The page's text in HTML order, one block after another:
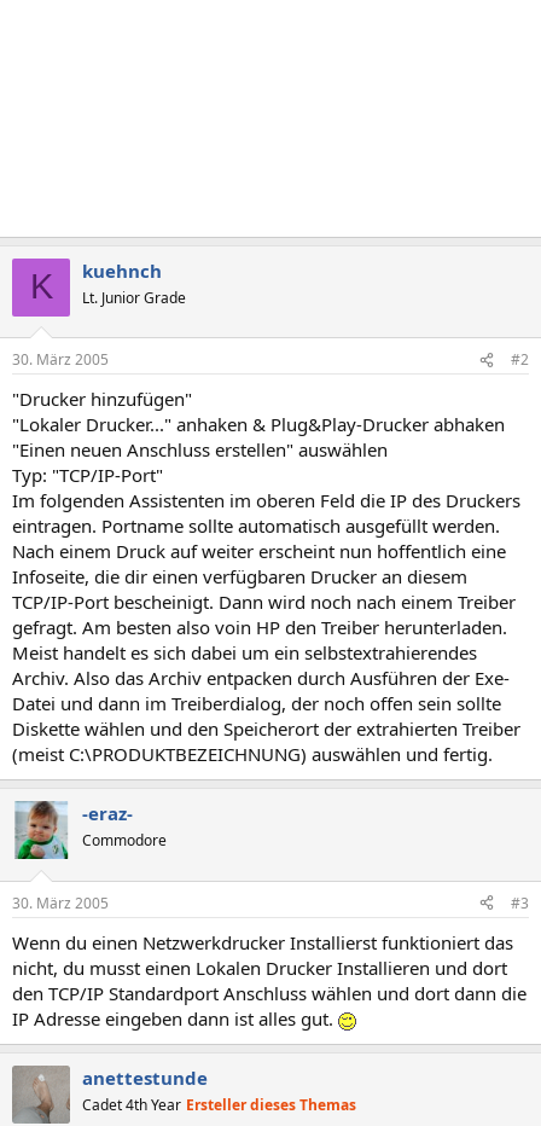
K kuehnch
Lt. Junior Grade
30. März 2005 #2
"Drucker hinzufügen"
"Lokaler Drucker..." anhaken & Plug&Play-Drucker abhaken
"Einen neuen Anschluss erstellen" auswählen
Typ: "TCP/IP-Port"
Im folgenden Assistenten im oberen Feld die IP des Druckers
eintragen. Portname sollte automatisch ausgefüllt werden.
Nach einem Druck auf weiter erscheint nun hoffentlich eine
Infoseite, die dir einen verfügbaren Drucker an diesem
TCP/IP-Port bescheinigt. Dann wird noch nach einem Treiber
gefragt. Am besten also voin HP den Treiber herunterladen.
Meist handelt es sich dabei um ein selbstextrahierendes
Archiv. Also das Archiv entpacken durch Ausführen der Exe-
Datei und dann im Treiberdialog, der noch offen sein sollte
Diskette wählen und den Speicherort der extrahierten Treiber
(meist C:\PRODUKTBEZEICHNUNG) auswählen und fertig.
-eraz-
Commodore
30. März 2005 #3
Wenn du einen Netzwerkdrucker Installierst funktioniert das
nicht, du musst einen Lokalen Drucker Installieren und dort
den TCP/IP Standardport Anschluss wählen und dort dann die
IP Adresse eingeben dann ist alles gut.
anettestunde
Cadet 4th Year Ersteller dieses Themas